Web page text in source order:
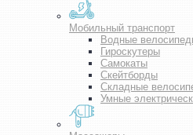
Мобильный транспорт
Водные
Гироскутеры
Самокаты
Скейтборды
Складные
Умные